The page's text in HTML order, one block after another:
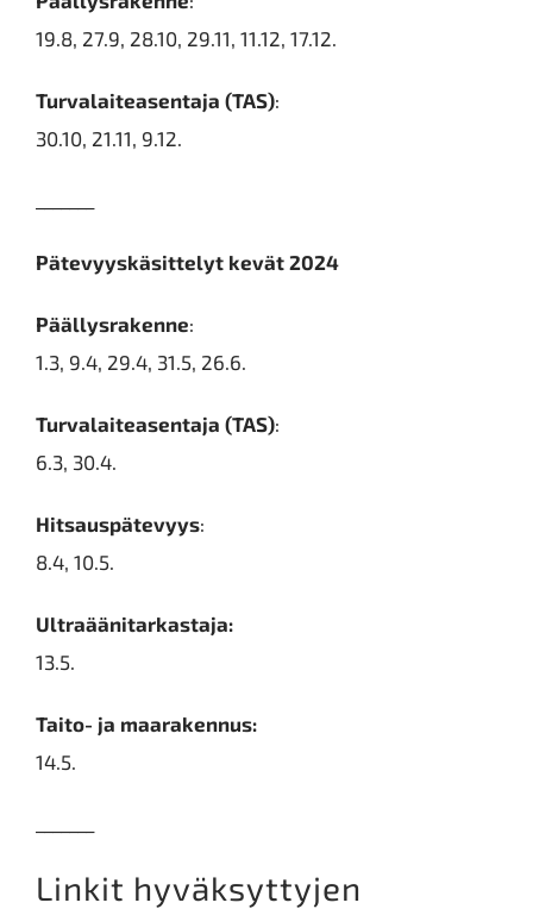
19.8, 27.9, 28.10, 29.11, 11.12, 17.12.
Turvalaiteasentaja (TAS):
30.10, 21.11, 9.12.
Pätevyyskäsittelyt kevät 2024
Päällysrakenne:
1.3, 9.4, 29.4, 31.5, 26.6.
Turvalaiteasentaja (TAS):
6.3, 30.4.
Hitsauspätevyys:
8.4, 10.5.
Ultraäänitarkastaja:
13.5.
Taito- ja maarakennus:
14.5.
Linkit hyväksyttyjen